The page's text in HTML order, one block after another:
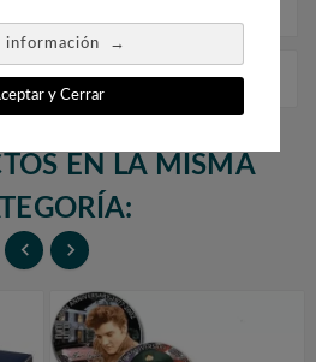
información →
y Cerrar
- Plata - Proof
EN LA MISMA
 